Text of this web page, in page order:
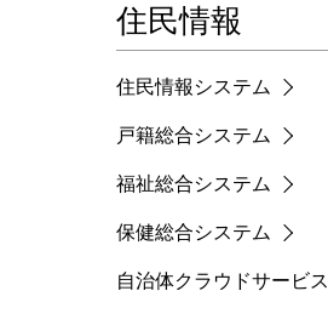
住民情報
住民情報システム
戸籍総合システム
福祉総合システム
保健総合システム
自治体クラウドサービス